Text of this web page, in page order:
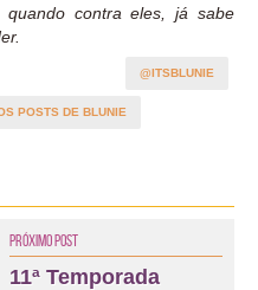
quando contra eles, já sabe
@ITSBLUNIE
POSTS DE BLUNIE
Próximo Post
11ª Temporada